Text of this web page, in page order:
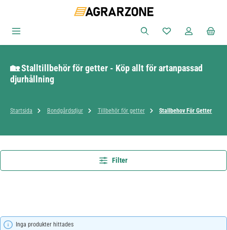
Du har 0 objekt i
🏡 Stalltillbehör för getter - Köp allt för artanpassad
djurhållning
Startsida Bondgårdsdjur Tillbehör för getter Stallbehov För Getter
Filter
Inga produkter hittades